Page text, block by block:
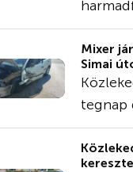
Mixer
Simai
tegnap